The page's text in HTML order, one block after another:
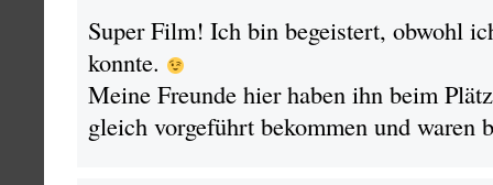
Super Film! Ich bin begeistert, obwohl
konnte.
Meine Freunde hier haben ihn beim
gleich vorgeführt bekommen und waren